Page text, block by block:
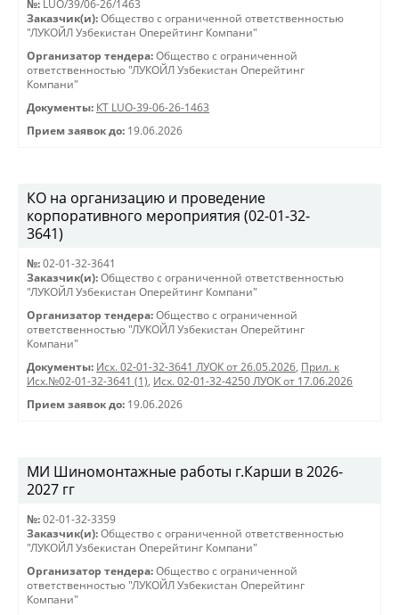
№: LUO/39/06-26/1463
Заказчик(и): Общество с ограниченной ответственностью
"ЛУКОЙЛ Узбекистан Оперейтинг Компани"
Организатор тендера: Общество с ограниченной
ответственностью "ЛУКОЙЛ Узбекистан Оперейтинг
Компани"
Документы: КТ LUO-39-06-26-1463
Прием заявок до: 19.06.2026
КО на организацию и проведение
корпоративного мероприятия (02-01-32-
3641)
№: 02-01-32-3641
Заказчик(и): Общество с ограниченной ответственностью
"ЛУКОЙЛ Узбекистан Оперейтинг Компани"
Организатор тендера: Общество с ограниченной
ответственностью "ЛУКОЙЛ Узбекистан Оперейтинг
Компани"
Документы: Исх. 02-01-32-3641 ЛУОК от 26.05.2026, Прил. к
Исх.№02-01-32-3641 (1), Исх. 02-01-32-4250 ЛУОК от 17.06.2026
Прием заявок до: 19.06.2026
МИ Шиномонтажные работы г.Карши в 2026-
2027 гг
№: 02-01-32-3359
Заказчик(и): Общество с ограниченной ответственностью
"ЛУКОЙЛ Узбекистан Оперейтинг Компани"
Организатор тендера: Общество с ограниченной
ответственностью "ЛУКОЙЛ Узбекистан Оперейтинг
Компани"